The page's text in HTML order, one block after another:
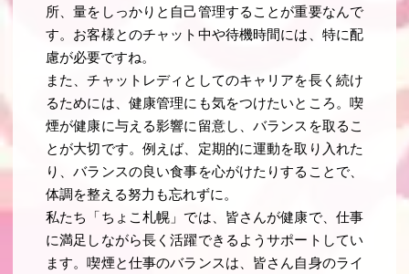
所、量をしっかりと自己管理することが重要なんで
す。お客様とのチャット中や待機時間には、特に配
慮が必要ですね。
また、チャットレディとしてのキャリアを長く続け
るためには、健康管理にも気をつけたいところ。喫
煙が健康に与える影響に留意し、バランスを取るこ
とが大切です。例えば、定期的に運動を取り入れた
り、バランスの良い食事を心がけたりすることで、
体調を整える努力も忘れずに。
私たち「ちょこ札幌」では、皆さんが健康で、仕事
に満足しながら長く活躍できるようサポートしてい
ます。喫煙と仕事のバランスは、皆さん自身のライ